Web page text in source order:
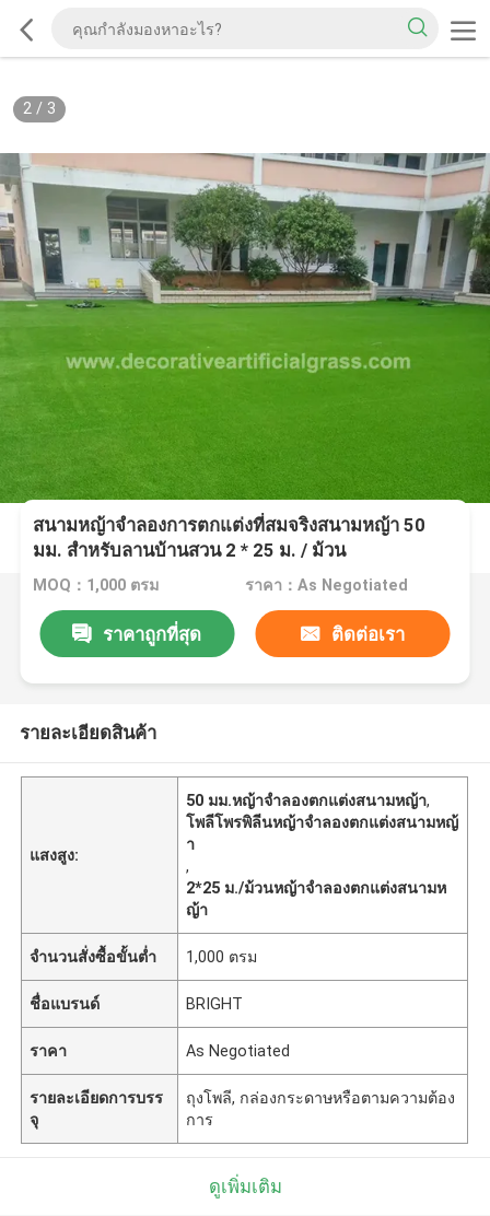
2/ 3
สนามหญ้าจำลองการตกแต่งที่สมจริงสนามหญ้า 50
มม. สำหรับลานบ้านสวน 2 * 25 ม. / ม้วน
MOQ：1,000 ตรม ราคา：As Negotiated
ราคาถูกที่สุด ติดต่อเรา
รายละเอียดสินค้า
แสงสูง:
50 มม.หญ้าจำลองตกแต่งสนามหญ้า,
โพลีโพรพิลีนหญ้าจำลองตกแต่งสนามหญ้
า
,
2*25 ม./ม้วนหญ้าจำลองตกแต่งสนามห
ญ้า
จำนวนสั่งซื้อขั้นต่ำ 1,000 ตรม
ชื่อแบรนด์ BRIGHT
ราคา As Negotiated
รายละเอียดการบรร
จุ
ถุงโพลี, กล่องกระดาษหรือตามความต้อง
การ
ดูเพิ่มเติม